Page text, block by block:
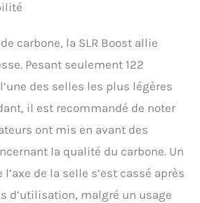
carbone, la SLR Boost allie
Pesant seulement 122
des selles les plus légères
il est recommandé de noter
ont mis en avant des
la qualité du carbone. Un
de la selle s’est cassé après
d’utilisation, malgré un usage